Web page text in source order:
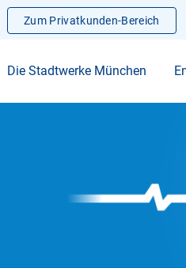
Zum Privatkunden-Bereich
Die Stadtwerke München